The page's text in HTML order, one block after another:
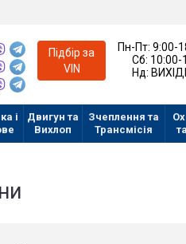
Підбір за
VIN
Пн-Пт:9:00-
Сб: 10:00-
Нд:
і
Двигун та
Вихлоп
Зчеплення та
Трансмісія